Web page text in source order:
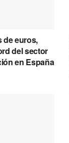
de euros,
del sector
en España